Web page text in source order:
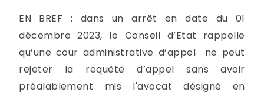
EN BREF : dans un arrêt en date du 01
décembre 2023, le Conseil d’Etat rappelle
qu’une cour administrative d’appel ne peut
rejeter la requête d’appel sans avoir
préalablement mis l'avocat désigné en